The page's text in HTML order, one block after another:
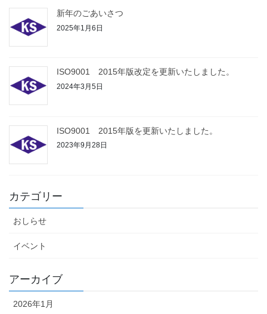
新年のごあいさつ
2025年1月6日
ISO9001 2015年版改定を更新いたしました。
2024年3月5日
ISO9001 2015年版を更新いたしました。
2023年9月28日
カテゴリー
おしらせ
イベント
アーカイブ
2026年1月